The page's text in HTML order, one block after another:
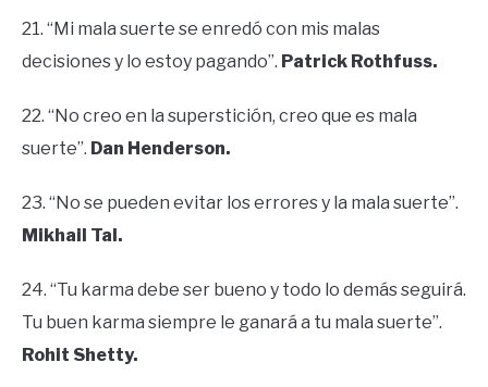
21. “Mi mala suerte se enredó con mis malas
decisiones y lo estoy pagando”. Patrick Rothfuss.
22. “No creo en la superstición, creo que es mala
suerte”. Dan Henderson.
23. “No se pueden evitar los errores y la mala suerte”.
Mikhail Tal.
24. “Tu karma debe ser bueno y todo lo demás seguirá.
Tu buen karma siempre le ganará a tu mala suerte”.
Rohit Shetty.